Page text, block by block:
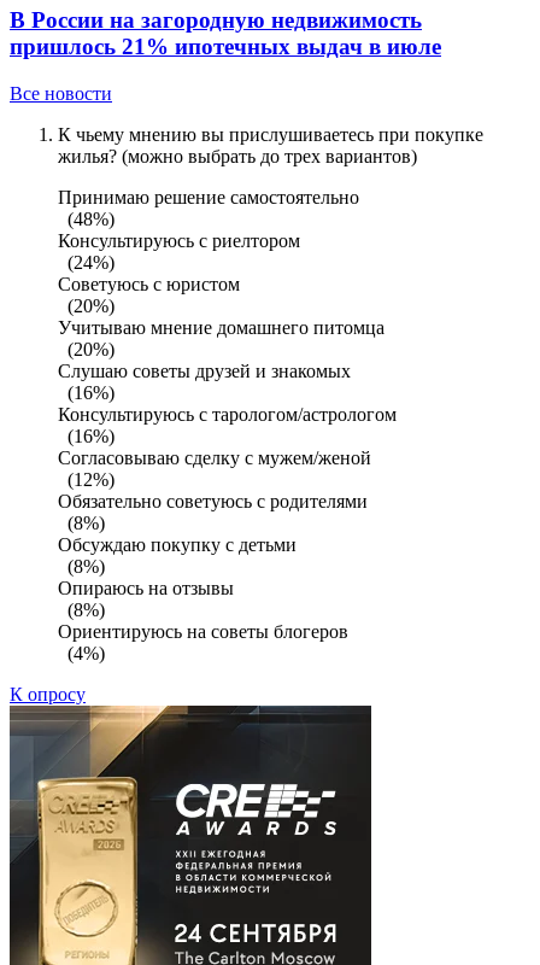
В России на загородную недвижимость
пришлось 21% ипотечных выдач в июле
Все новости
К чьему мнению вы прислушиваетесь при покупке
жилья? (можно выбрать до трех вариантов)
Принимаю решение самостоятельно
(48%)
Консультируюсь с риелтором
(24%)
Советуюсь с юристом
(20%)
Учитываю мнение домашнего питомца
(20%)
Слушаю советы друзей и знакомых
(16%)
Консультируюсь с тарологом/астрологом
(16%)
Согласовываю сделку с мужем/женой
(12%)
Обязательно советуюсь с родителями
(8%)
Обсуждаю покупку с детьми
(8%)
Опираюсь на отзывы
(8%)
Ориентируюсь на советы блогеров
(4%)
К опросу